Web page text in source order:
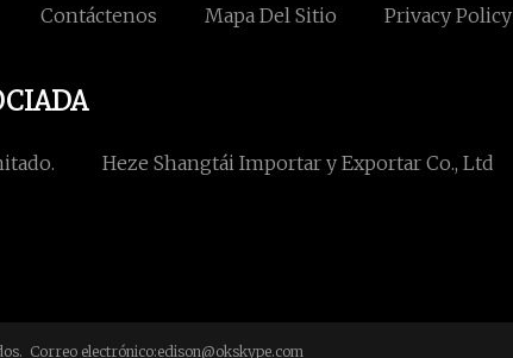
Contáctenos Mapa Del Sitio Privacy Policy
Heze Shangtái Importar y Exportar Co., Ltd
Correo electrónico:edison@okskype.com